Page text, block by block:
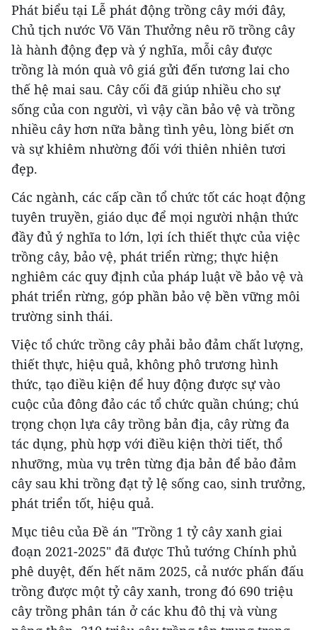
Phát biểu tại Lễ phát động trồng cây mới đây,
Chủ tịch nước Võ Văn Thưởng nêu rõ trồng cây
là hành động đẹp và ý nghĩa, mỗi cây được
trồng là món quà vô giá gửi đến tương lai cho
thế hệ mai sau. Cây cối đã giúp nhiều cho sự
sống của con người, vì vậy cần bảo vệ và trồng
nhiều cây hơn nữa bằng tình yêu, lòng biết ơn
và sự khiêm nhường đối với thiên nhiên tươi
đẹp.
Các ngành, các cấp cần tổ chức tốt các hoạt động
tuyên truyền, giáo dục để mọi người nhận thức
đầy đủ ý nghĩa to lớn, lợi ích thiết thực của việc
trồng cây, bảo vệ, phát triển rừng; thực hiện
nghiêm các quy định của pháp luật về bảo vệ và
phát triển rừng, góp phần bảo vệ bền vững môi
trường sinh thái.
Việc tổ chức trồng cây phải bảo đảm chất lượng,
thiết thực, hiệu quả, không phô trương hình
thức, tạo điều kiện để huy động được sự vào
cuộc của đông đảo các tổ chức quần chúng; chú
trọng chọn lựa cây trồng bản địa, cây rừng đa
tác dụng, phù hợp với điều kiện thời tiết, thổ
nhưỡng, mùa vụ trên từng địa bản để bảo đảm
cây sau khi trồng đạt tỷ lệ sống cao, sinh trưởng,
phát triển tốt, hiệu quả.
Mục tiêu của Đề án "Trồng 1 tỷ cây xanh giai
đoạn 2021-2025" đã được Thủ tướng Chính phủ
phê duyệt, đến hết năm 2025, cả nước phấn đấu
trồng được một tỷ cây xanh, trong đó 690 triệu
cây trồng phân tán ở các khu đô thị và vùng